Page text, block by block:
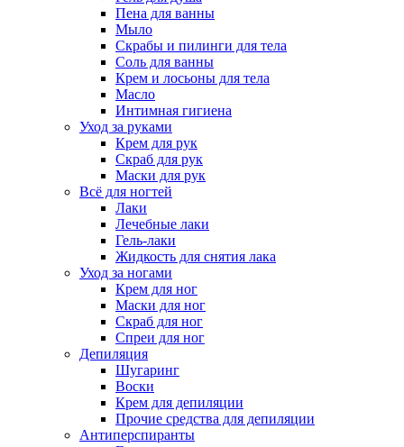
Пена для ванны
Мыло
Скрабы и пилинги для тела
Соль для ванны
Крем и лосьоны для тела
Масло
Интимная гигиена
Уход за руками
Крем для рук
Скраб для рук
Маски для рук
Всё для ногтей
Лаки
Лечебные лаки
Гель-лаки
Жидкость для снятия лака
Уход за ногами
Крем для ног
Маски для ног
Скраб для ног
Спреи для ног
Депиляция
Шугаринг
Воски
Крем для депиляции
Прочие средства для депиляции
Антиперспиранты